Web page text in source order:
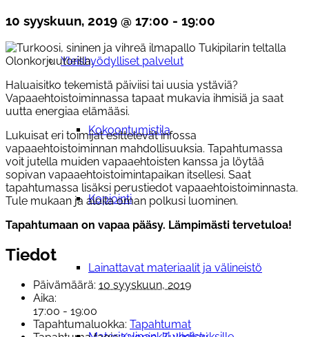
Yleishyödylliset palvelut
Kokoontumistila
Kopiointi
Lainattavat materiaalit ja välineistö
10 syyskuun, 2019 @ 17:00 - 19:00
Haluaisitko tekemistä päiviisi tai uusia ystäviä?
Vapaaehtoistoiminnassa tapaat mukavia ihmisiä ja saat
uutta energiaa elämääsi.
Lukuisat eri toimijat esittelevät infossa
vapaaehtoistoiminnan mahdollisuuksia. Tapahtumassa
voit jutella muiden vapaaehtoisten kanssa ja löytää
sopivan vapaaehtoistoimintapaikan itsellesi. Saat
tapahtumassa lisäksi perustiedot vapaaehtoistoiminnasta.
Tule mukaan ja aloita oman polkusi luominen.
Tapahtumaan on vapaa pääsy. Lämpimästi tervetuloa!
Tiedot
Päivämäärä: 10 syyskuun, 2019
Aika:
17:00 - 19:00
Tapahtumaluokka: Tapahtumat